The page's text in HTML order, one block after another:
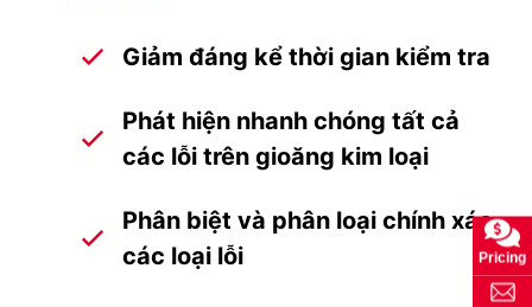
Giảm đáng kể thời gian kiểm tra
Phát hiện nhanh chóng tất cả
các lỗi trên gioăng kim loại
Phân biệt và phân loại chính xác
các loại lỗi
Pricing